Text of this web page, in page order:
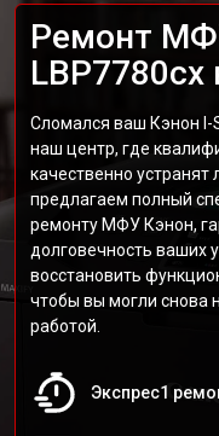
Ремонт
LBP7780cx
Сломался ваш Кэнон I-
наш центр, где
качественно
предлагаем полный
ремонту МФУ Кэнон,
долговечность ваших
восстановить
чтобы вы могли снова
работой.
Экспрес1